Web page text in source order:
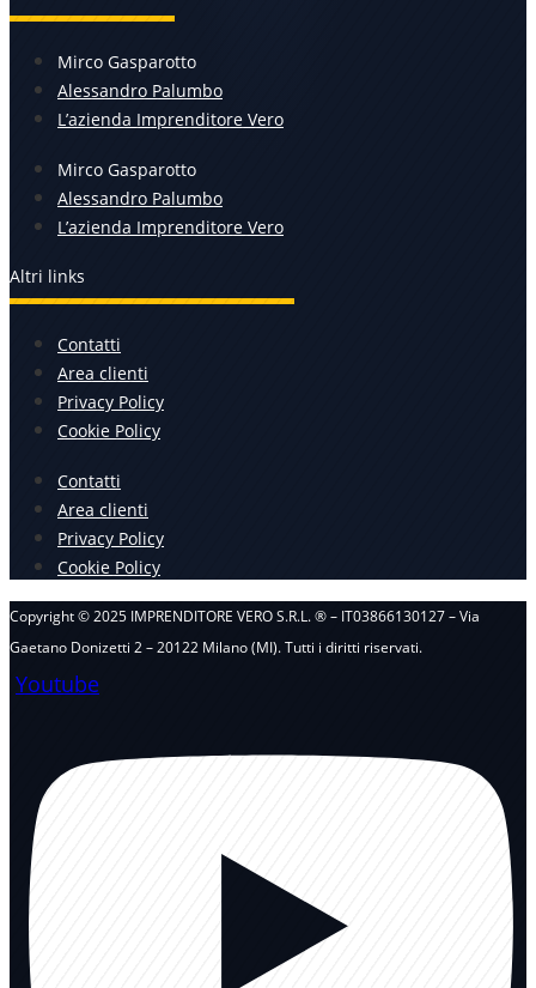
Mirco Gasparotto
Alessandro Palumbo
L’azienda Imprenditore Vero
Mirco Gasparotto
Alessandro Palumbo
L’azienda Imprenditore Vero
Altri links
Contatti
Area clienti
Privacy Policy
Cookie Policy
Contatti
Area clienti
Privacy Policy
Cookie Policy
Copyright©2025 IMPRENDITORE VERO S.R.L. ® – IT03866130127 – Via
Gaetano Donizetti 2 – 20122 Milano (MI). Tutti i diritti riservati.
Youtube